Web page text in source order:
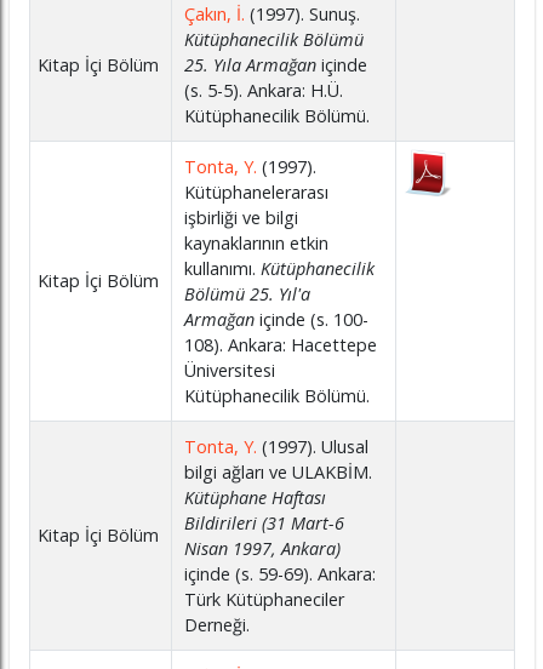
Kitap İçi Bölüm
Çakın, İ. (1997). Sunuş.
Kütüphanecilik Bölümü
25. Yıla Armağaniçinde
(s. 5-5). Ankara: H.Ü.
Kütüphanecilik Bölümü.
Kitap İçi Bölüm
Tonta, Y. (1997).
Kütüphanelerarası
işbirliği ve bilgi
kaynaklarının etkin
kullanımı. Kütüphanecilik
Bölümü 25. Yıl'a
Armağaniçinde (s. 100-
108). Ankara: Hacettepe
Üniversitesi
Kütüphanecilik Bölümü.
Kitap İçi Bölüm
Tonta, Y. (1997). Ulusal
bilgi ağları ve ULAKBİM.
Kütüphane Haftası
Bildirileri (31 Mart-6
Nisan 1997, Ankara)
içinde (s. 59-69). Ankara:
Türk Kütüphaneciler
Derneği.